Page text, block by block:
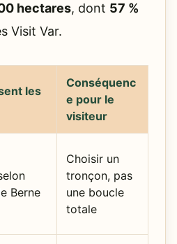
hectares, dont 57 %
Visit Var.
les
Conséquenc
e pour le
visiteur
Berne
Choisir un
tronçon, pas
une boucle
totale